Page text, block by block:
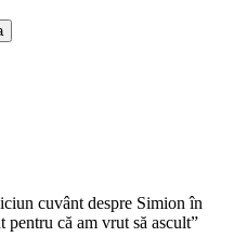
cuvânt despre Simion în
că am vrut să ascult”